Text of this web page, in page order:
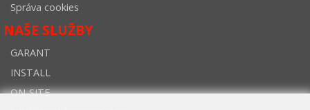
Správa cookies
NAŠE SLUŽBY
GARANT
INSTALL
ON-SITE